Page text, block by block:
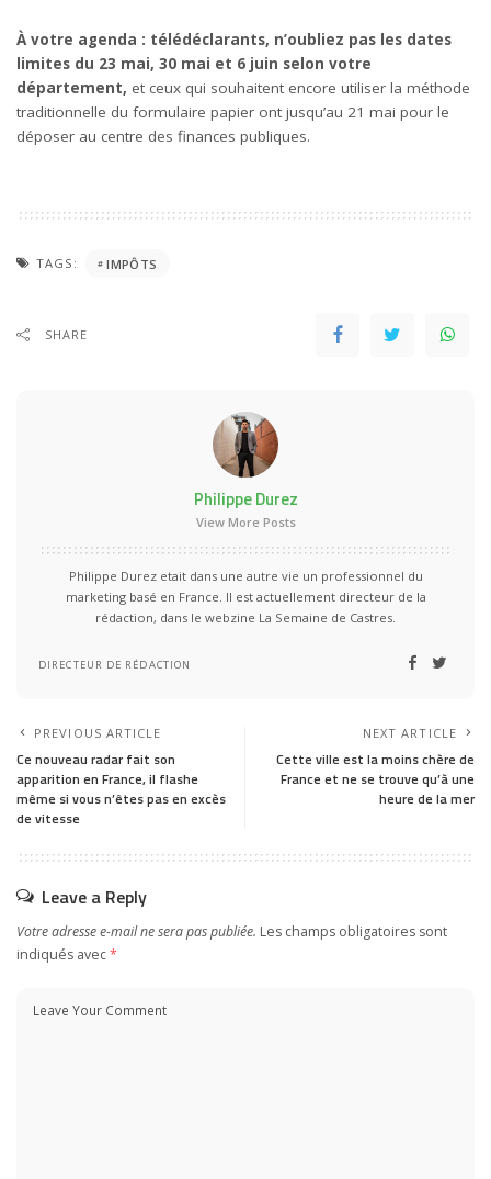
À votre agenda : télédéclarants, n’oubliez pas les dates
limites du 23 mai, 30 mai et 6 juin selon votre
département, et ceux qui souhaitent encore utiliser la méthode
traditionnelle du formulaire papier ont jusqu’au 21 mai pour le
déposer au centre des finances publiques.
TAGS: IMPÔTS
SHARE
Philippe Durez
View More Posts
Philippe Durez etait dans une autre vie un professionnel du
marketing basé en France. Il est actuellement directeur de la
rédaction, dans le webzine La Semaine de Castres.
DIRECTEUR DE RÉDACTION
PREVIOUS ARTICLE
Ce nouveau radar fait son
apparition en France, il flashe
même si vous n’êtes pas en excès
de vitesse
NEXT ARTICLE
Cette ville est la moins chère de
France et ne se trouve qu’à une
heure de la mer
Leave a Reply
Votre adresse e-mail ne sera pas publiée. Les champs obligatoires sont
indiqués avec*